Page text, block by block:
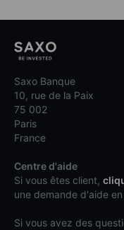
Saxo Banque
10, rue de la Paix
75 002
Paris
France
Centre d'aide
Si vous êtes client,
une demande d'aide
Si vous avez des